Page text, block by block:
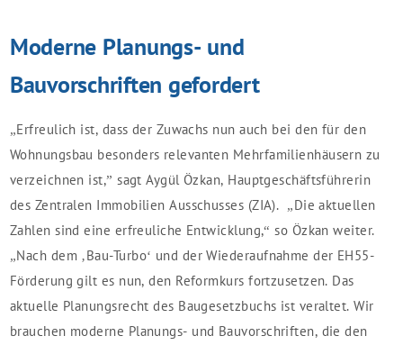
Moderne Planungs- und
Bauvorschriften gefordert
„Erfreulich ist, dass der Zuwachs nun auch bei den für den
Wohnungsbau besonders relevanten Mehrfamilienhäusern zu
verzeichnen ist,” sagt Aygül Özkan, Hauptgeschäftsführerin
des Zentralen Immobilien Ausschusses (ZIA). „Die aktuellen
Zahlen sind eine erfreuliche Entwicklung,“ so Özkan weiter.
„Nach dem ‚Bau-Turbo‘ und der Wiederaufnahme der EH55-
Förderung gilt es nun, den Reformkurs fortzusetzen. Das
aktuelle Planungsrecht des Baugesetzbuchs ist veraltet. Wir
brauchen moderne Planungs- und Bauvorschriften, die den